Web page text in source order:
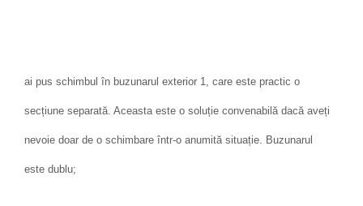
ai pus schimbul în buzunarul exterior 1, care este practic o
secțiune separată. Aceasta este o soluție convenabilă dacă aveți
nevoie doar de o schimbare într-o anumită situație. Buzunarul
este dublu;